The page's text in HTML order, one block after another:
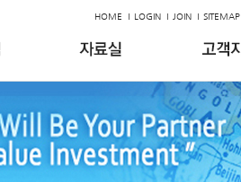
HOME LOGIN JOIN SITEMAP